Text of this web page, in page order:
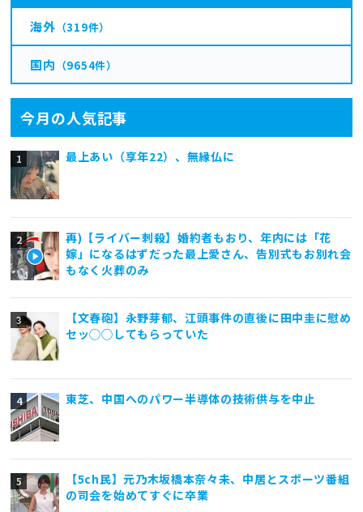
海外 （319件）
国内 （9654件）
今月の人気記事
最上あい（享年22）、無縁仏に
再)【ライバー刺殺】婚約者もおり、年内には「花
嫁」になるはずだった最上愛さん、告別式もお別れ会
もなく火葬のみ
【文春砲】永野芽郁、江頭事件の直後に田中圭に慰め
セッ◯◯してもらっていた
東芝、中国へのパワー半導体の技術供与を中止
【5ch民】元乃木坂橋本奈々未、中居とスポーツ番組
の司会を始めてすぐに卒業